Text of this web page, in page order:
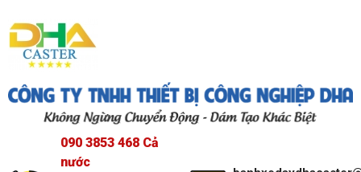
090 3853 468 Cả
nước